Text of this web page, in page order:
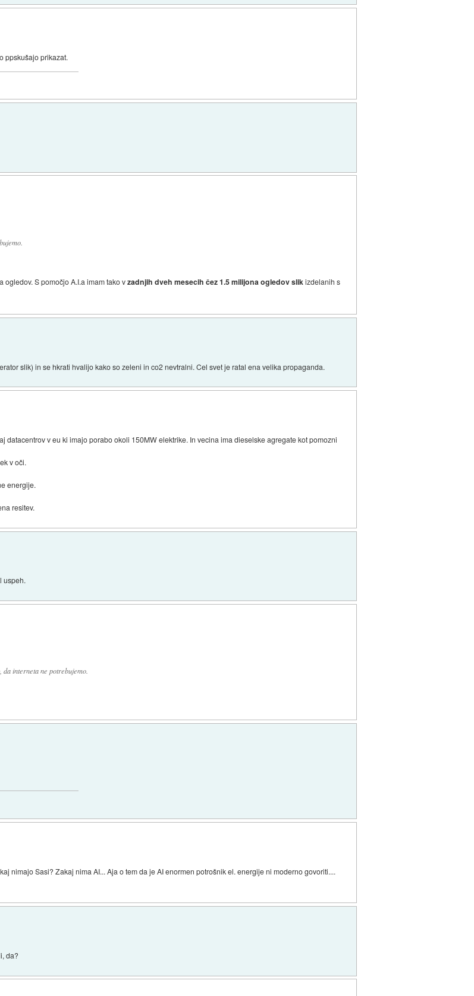
ppskušajo prikazat.
ogledov. S pomočjo A.I.a imam tako vzadnjih dveh mesecih čez 1.5 milijona ogledov slikizdelanih s
slik) in se hkrati hvalijo kako so zeleni in co2 nevtralni. Cel svet je ratal ena velika propaganda.
datacentrov v eu ki imajo porabo okoli 150MW elektrike. In vecina ima dieselske agregate kot pomozni
v oči.
energije.
resitev.
uspeh.
interneta ne potrebujemo.
nimajo Sasi? Zakaj nima AI... Aja o tem da je AI enormen potrošnik el. energije ni moderno govoriti....
da?